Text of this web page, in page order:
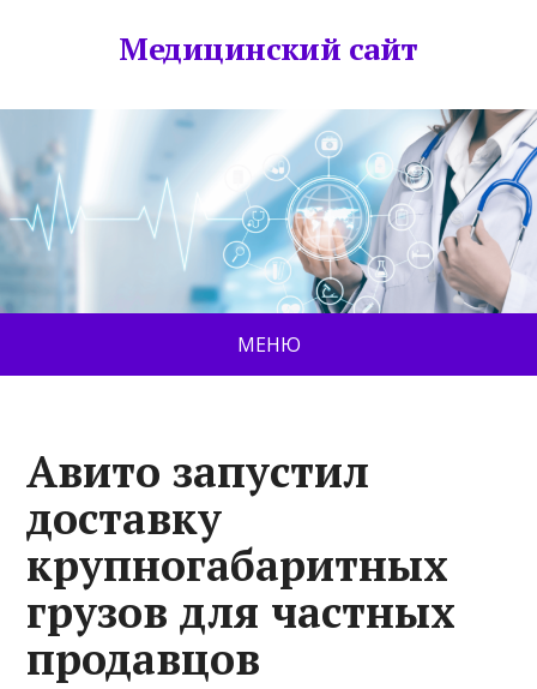
Медицинский сайт
МЕНЮ
Авито запустил
доставку
крупногабаритных
грузов для частных
продавцов